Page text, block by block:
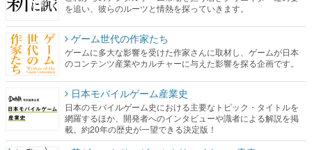
を追い、彼らのルーツと情熱を探っていきます。
ゲーム世代の作家たち
ゲームに多大な影響を受けた作家さんに取材し、ゲームが日本
のコンテンツ産業やカルチャーに与えた影響を探る企画です。
日本モバイルゲーム産業史
日本のモバイルゲーム史における主要なトピック・タイトルを
網羅するほか、開発者へのインタビューや識者による解説を掲
載。約20年の歴史が一望できる決定版！